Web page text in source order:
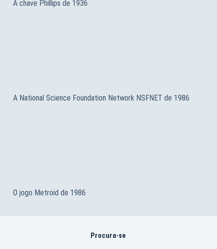
A chave Phillips de 1936
A National Science Foundation Network NSFNET de 1986
O jogo Metroid de 1986
Procura-se